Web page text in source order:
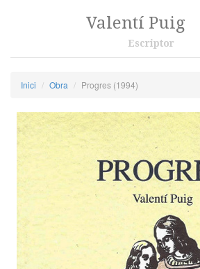
Valentí Puig
Escriptor
Inici Obra Progres (1994)